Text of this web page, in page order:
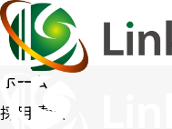
ホーム
採用情報